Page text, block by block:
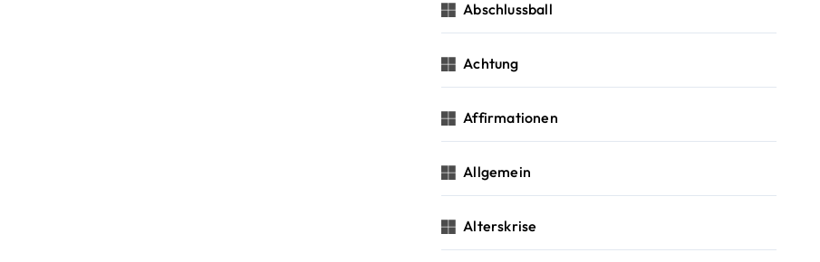
c
Abschlussball
Achtung
Affirmationen
Allgemein
Alterskrise